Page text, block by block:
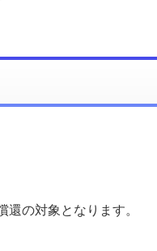
の対象となります。